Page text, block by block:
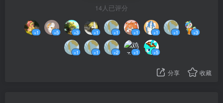
以免费兑换商城周边哦！
请转发这条动态，让大家都来领取奖励吧！
14人已评分
+1 +5 +3 +1 +1 +1 +1 +1 +3
+1 +1 +2 +1 +5
分享 收藏